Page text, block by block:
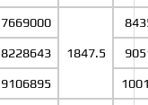
7669000
1847.5
8228643
9106895